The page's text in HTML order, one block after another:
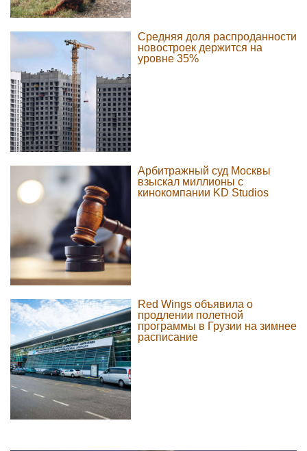
Средняя доля распроданности
новостроек держится на
уровне 35%
Арбитражный суд Москвы
взыскал миллионы с
кинокомпании KD Studios
Red Wings объявила о
продлении полетной
программы в Грузии на зимнее
расписание